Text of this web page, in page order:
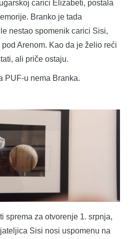
carici Elizabeti, postala
Branko je tada
nestao spomenik carici Sisi,
Arenom. Kao da je želio reći
ali priče ostaju.
PUF-u nema Branka.
sprema za otvorenje 1. srpnja,
Sisi nosi uspomenu na